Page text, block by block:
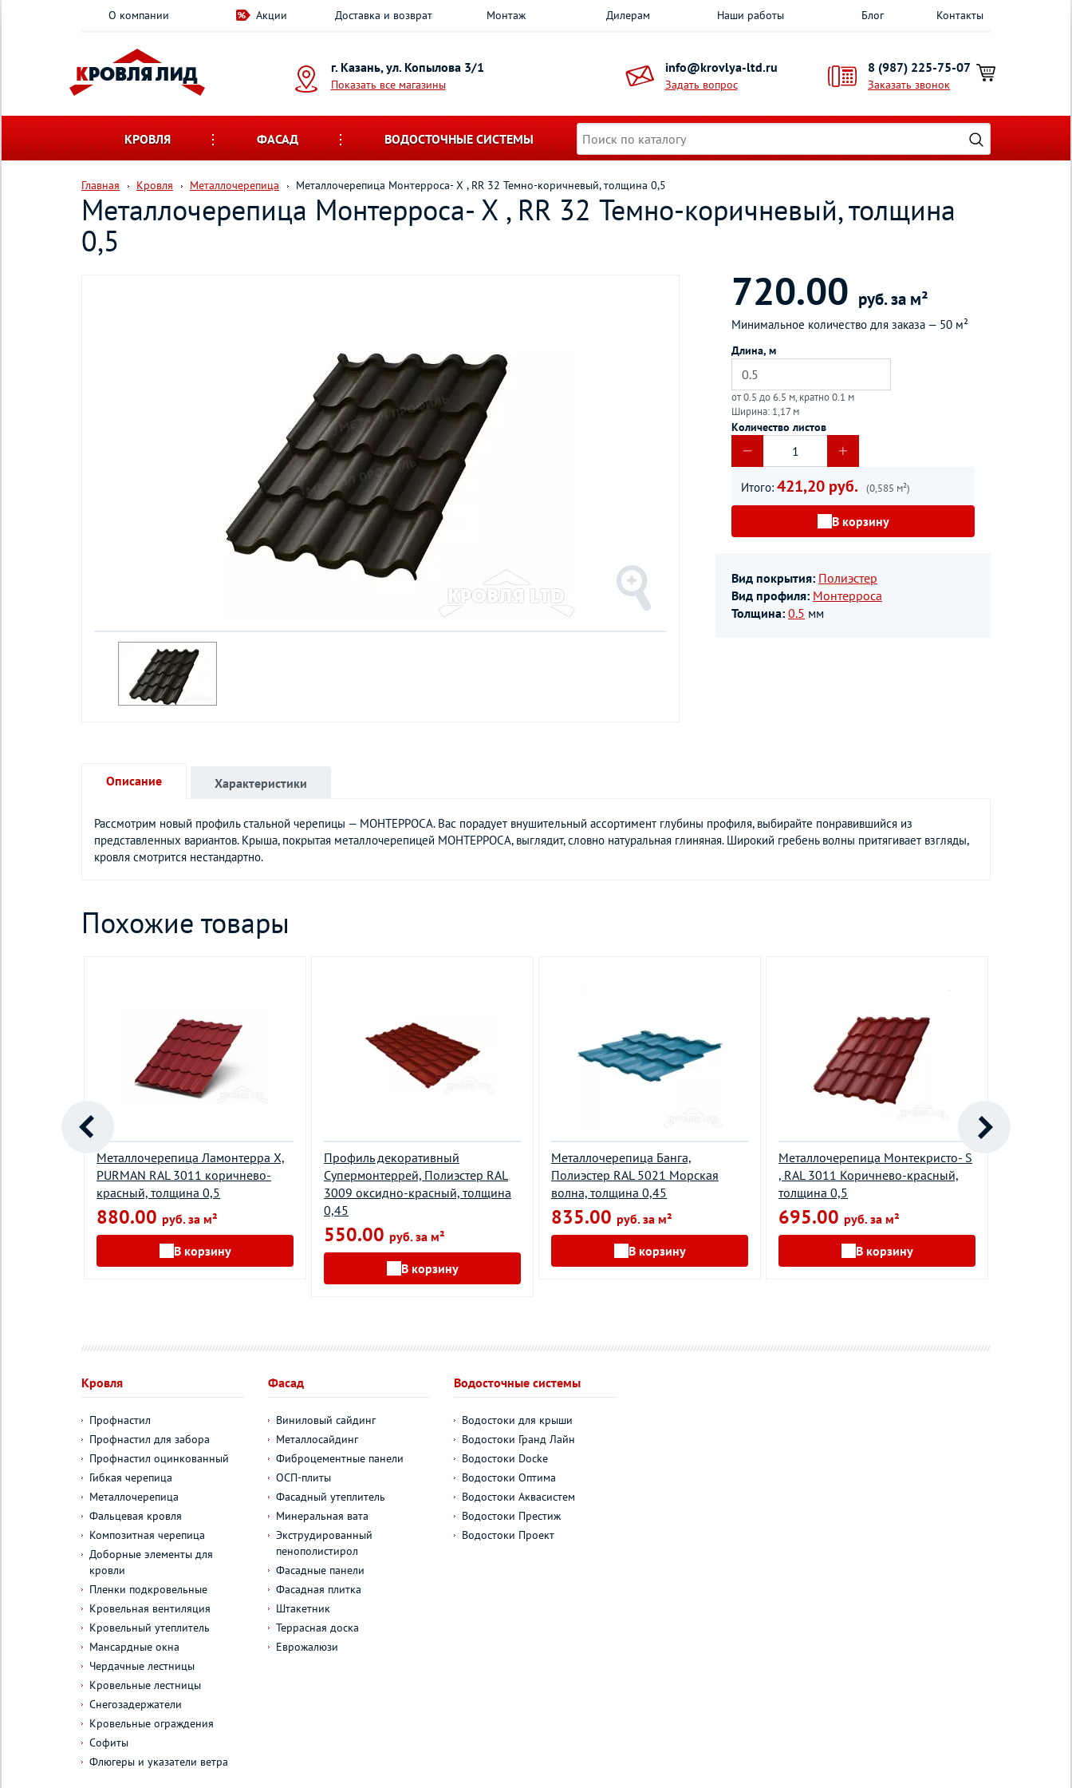
О компании Акции Доставка и возврат Монтаж Дилерам Наши работы Блог Контакты
г. Казань, ул. Копылова 3/1
Показать все магазины
info@krovlya-ltd.ru
Задать вопрос
8 (987) 225-75-07
Заказать звонок
КРОВЛЯ ФАСАД ВОДОСТОЧНЫЕ СИСТЕМЫ
Главная Кровля Металлочерепица Металлочерепица Монтерроса- X , RR 32 Темно-коричневый, толщина 0,5
Металлочерепица Монтерроса- X , RR 32 Темно-коричневый, толщина
0,5
720.00 руб. за м²
Минимальное количество для заказа — 50 м²
Длина, м
от 0.5 до 6.5 м, кратно 0.1 м
Ширина: 1,17 м
Количество листов
Итого: 421,20 руб. (0,585 м²)
В корзину
Вид покрытия: Полиэстер
Вид профиля: Монтерроса
Толщина: 0.5 мм
Описание
Рассмотрим новый профиль стальной черепицы — МОНТЕРРОСА. Вас порадует внушительный ассортимент глубины профиля, выбирайте понравившийся из
представленных вариантов. Крыша, покрытая металлочерепицей МОНТЕРРОСА, выглядит, словно натуральная глиняная. Широкий гребень волны притягивает взгляды,
кровля смотрится нестандартно.
Характеристики
Похожие товары
Металлочерепица Ламонтерра X,
PURMAN RAL 3011 коричнево-
красный, толщина 0,5
880.00 руб. за м²
В корзину
Профиль декоративный
Супермонтеррей, Полиэстер RAL
3009 оксидно-красный, толщина
0,45
550.00 руб. за м²
В корзину
Металлочерепица Банга,
Полиэстер RAL 5021 Морская
волна, толщина 0,45
835.00 руб. за м²
В корзину
Металлочерепица Монтекристо- S
, RAL 3011 Коричнево-красный,
толщина 0,5
695.00 руб. за м²
В корзину
Кровля
Профнастил
Профнастил для забора
Профнастил оцинкованный
Гибкая черепица
Металлочерепица
Фальцевая кровля
Композитная черепица
Доборные элементы для
кровли
Пленки подкровельные
Кровельная вентиляция
Кровельный утеплитель
Мансардные окна
Чердачные лестницы
Кровельные лестницы
Снегозадержатели
Кровельные ограждения
Софиты
Флюгеры и указатели ветра
Фасад
Виниловый сайдинг
Металлосайдинг
Фиброцементные панели
ОСП-плиты
Фасадный утеплитель
Минеральная вата
Экструдированный
пенополистирол
Фасадные панели
Фасадная плитка
Штакетник
Террасная доска
Еврожалюзи
Водосточные системы
Водостоки для крыши
Водостоки Гранд Лайн
Водостоки Docke
Водостоки Оптима
Водостоки Аквасистем
Водостоки Престиж
Водостоки Проект